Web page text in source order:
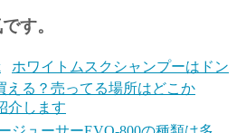
す。
ホワイトムスクシャンプーはドン
える？売ってる場所はどこか
介します